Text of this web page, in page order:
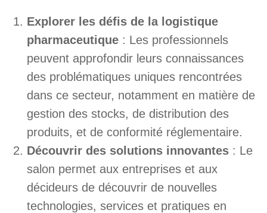
Explorer les défis de la logistique
pharmaceutique : Les professionnels
peuvent approfondir leurs connaissances
des problématiques uniques rencontrées
dans ce secteur, notamment en matière de
gestion des stocks, de distribution des
produits, et de conformité réglementaire.
Découvrir des solutions innovantes : Le
salon permet aux entreprises et aux
décideurs de découvrir de nouvelles
technologies, services et pratiques en